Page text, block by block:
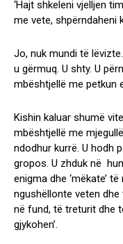
‘Hajt shkeleni vjelljen
me vete, shpërndaheni
Jo, nuk mundi të
u gërmuq. U shty. U
mbështjellë me petkun
Kishin kaluar shumë
mbështjellë me
ndodhur kurrë. U hodh
gropos. U zhduk në
enigma dhe ‘mëkate’
ngushëllonte veten
në fund, të treturit dhe
gjykohen’.